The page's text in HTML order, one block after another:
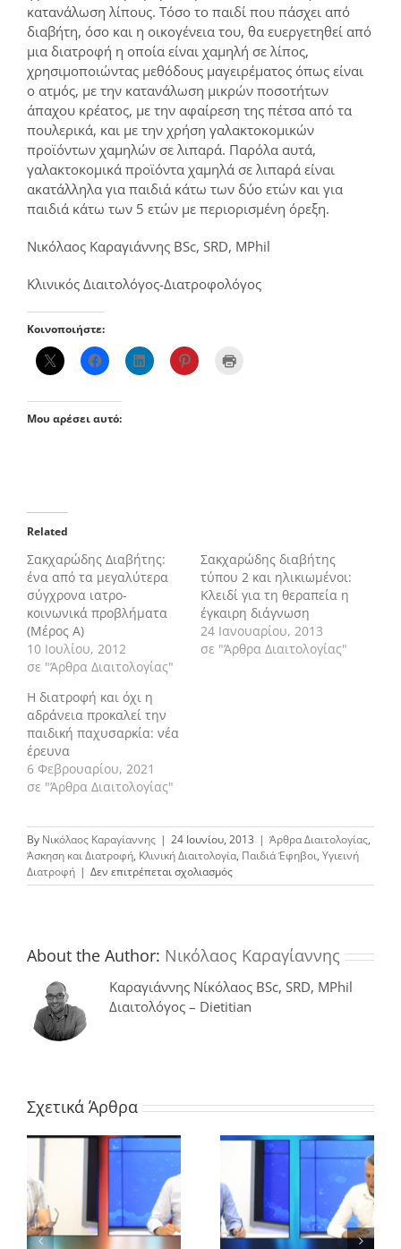
κατανάλωση λίπους. Τόσο το παιδί που πάσχει από
διαβήτη, όσο και η οικογένεια του, θα ευεργετηθεί από
μια διατροφή η οποία είναι χαμηλή σε λίπος,
χρησιμοποιώντας μεθόδους μαγειρέματος όπως είναι
ο ατμός, με την κατανάλωση μικρών ποσοτήτων
άπαχου κρέατος, με την αφαίρεση της πέτσα από τα
πουλερικά, και με την χρήση γαλακτοκομικών
προϊόντων χαμηλών σε λιπαρά. Παρόλα αυτά,
γαλακτοκομικά προϊόντα χαμηλά σε λιπαρά είναι
ακατάλληλα για παιδιά κάτω των δύο ετών και για
παιδιά κάτω των 5 ετών με περιορισμένη όρεξη.
Νικόλαος Καραγιάννης BSc, SRD, MPhil
Κλινικός Διαιτολόγος-Διατροφολόγος
Κοινοποιήστε:
Μου αρέσει αυτό:
Related
Σακχαρώδης Διαβήτης:
ένα από τα μεγαλύτερα
σύγχρονα ιατρο-
κοινωνικά προβλήματα
(Μέρος Α)
10 Ιουλίου, 2012
σε "Άρθρα Διαιτολογίας"
Σακχαρώδης διαβήτης
τύπου 2 και ηλικιωμένοι:
Κλειδί για τη θεραπεία η
έγκαιρη διάγνωση
24 Ιανουαρίου, 2013
σε "Άρθρα Διαιτολογίας"
Η διατροφή και όχι η
αδράνεια προκαλεί την
παιδική παχυσαρκία: νέα
έρευνα
6 Φεβρουαρίου, 2021
σε "Άρθρα Διαιτολογίας"
By Νικόλαος Καραγίαννης | 24 Ιουνίου, 2013 | Άρθρα Διαιτολογίας,
Άσκηση και Διατροφή, Κλινική Διαιτολογία, Παιδιά Έφηβοι, Υγιεινή
Διατροφή | Δεν επιτρέπεται σχολιασμόςστο
Σακχαρώδης
About the Author: Νικόλαος Καραγίαννης
Καραγιάννης Νίκόλαος BSc, SRD, MPhil
Διαιτολόγος – Dietitian
Σχετικά Άρθρα